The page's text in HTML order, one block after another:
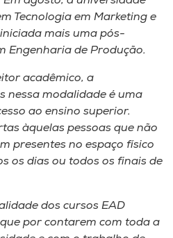
Tecnologia em Marketing e
mais uma pós-
Engenharia de Produção.
acadêmico, a
nessa modalidade é uma
ao ensino superior.
àquelas pessoas que não
presentes no espaço físico
os dias ou todos os finais de
dos cursos EAD
por contarem com toda a